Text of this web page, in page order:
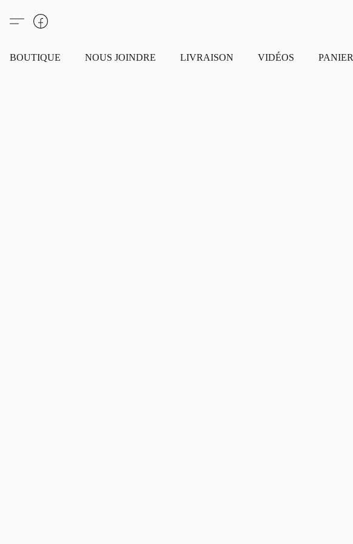
BOUTIQUE NOUS JOINDRE LIVRAISON VIDÉOS PANIER